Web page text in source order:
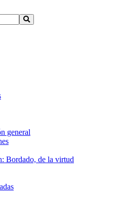
general
Bordado, de la virtud